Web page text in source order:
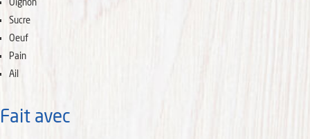
Sucre
Oeuf
Pain
Ail
Fait avec